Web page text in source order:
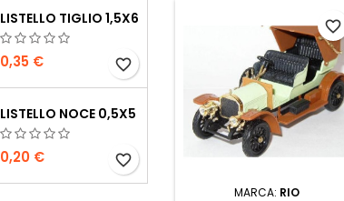
LISTELLO TIGLIO 1,5X6
0,35 € favorite_border
LISTELLO NOCE 0,5X5
0,20 € favorite_border
MARCA: RIO
favorite_border